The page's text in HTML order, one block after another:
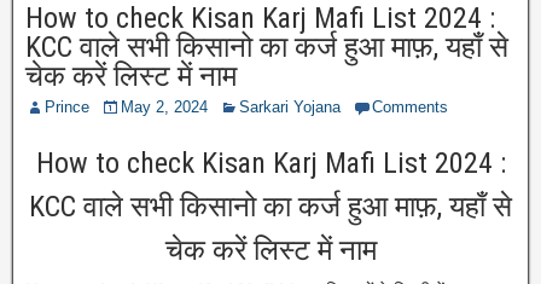
How to check Kisan Karj Mafi List 2024 :
KCC वाले सभी किसानो का कर्ज हुआ माफ़, यहाँ से
चेक करें लिस्ट में नाम
Prince May 2, 2024 Sarkari Yojana Comments
How to check Kisan Karj Mafi List 2024 :
KCC वाले सभी किसानो का कर्ज हुआ माफ़, यहाँ से
चेक करें लिस्ट में नाम